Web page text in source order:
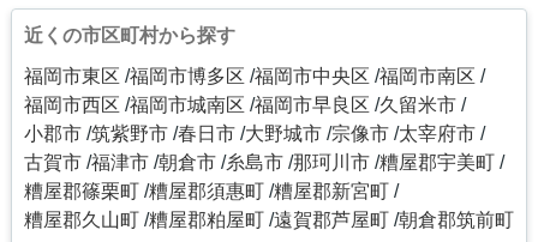
近くの市区町村から探す
福岡市東区 福岡市博多区 福岡市中央区 福岡市南区
福岡市西区 福岡市城南区 福岡市早良区 久留米市
小郡市 筑紫野市 春日市 大野城市 宗像市 太宰府市
古賀市 福津市 朝倉市 糸島市 那珂川市 糟屋郡宇美町
糟屋郡篠栗町 糟屋郡須惠町 糟屋郡新宮町
糟屋郡久山町 糟屋郡粕屋町 遠賀郡芦屋町 朝倉郡筑前町